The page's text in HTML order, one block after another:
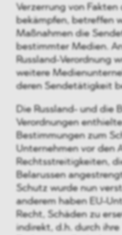
Verzerrung von Fakten
bekämpfen, betreffen
Maßnahmen die
bestimmter Medien.
Russland-Verordnung
weitere
deren Sendetätigkeit
Die Russland- und die
Verordnungen
Bestimmungen zum
Unternehmen vor den
Rechtsstreitigkeiten,
Belarussen
Schutz wurde nun
anderem haben EU-
Recht, Schäden zu
indirekt, d.h. durch ihre